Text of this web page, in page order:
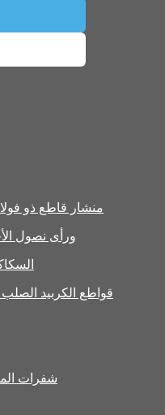
منشار قاطع ذو
ورأى نصول
قواطع الكربيد
شفرات